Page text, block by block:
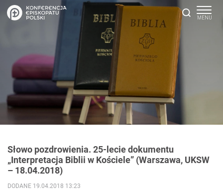
Słowo pozdrowienia. 25-lecie dokumentu
„Interpretacja Biblii w Kościele” (Warszawa, UKSW
– 18.04.2018)
DODANE 19.04.2018 13:23